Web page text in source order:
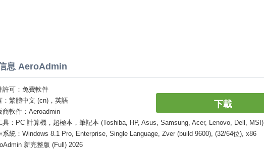
息 AeroAdmin
下載
許可：免費軟件
：繁體中文 (cn)，英語
商軟件：Aeroadmin
具：PC 計算機，超極本，筆記本 (Toshiba, HP, Asus, Samsung, Acer, Lenovo, Dell, MSI)
系統：Windows 8.1 Pro, Enterprise, Single Language, Zver (build 9600), (32/64位), x86
新完整版 (Full) 2026